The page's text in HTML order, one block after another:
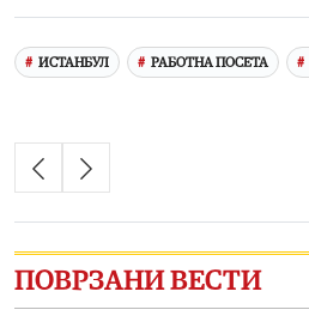
ИСТАНБУЛ РАБОТНА ПОСЕТА
ПОВРЗАНИ ВЕСТИ